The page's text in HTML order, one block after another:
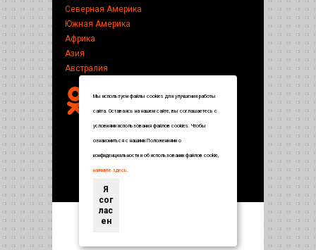
Северная Америка
Южная Америка
Африка
Азия
Австралия
Энциклопедия по странам и городам
Мы используем файлы cookies для улучшения работы
сайта. Оставаясь на нашем сайте, вы соглашаетесь с
условиями использования файлов cookies. Чтобы
ознакомиться с нашими Положениями о
конфиденциальности и об использовании файлов cookie,
нажмите здесь.
Я
сог
лас
ен